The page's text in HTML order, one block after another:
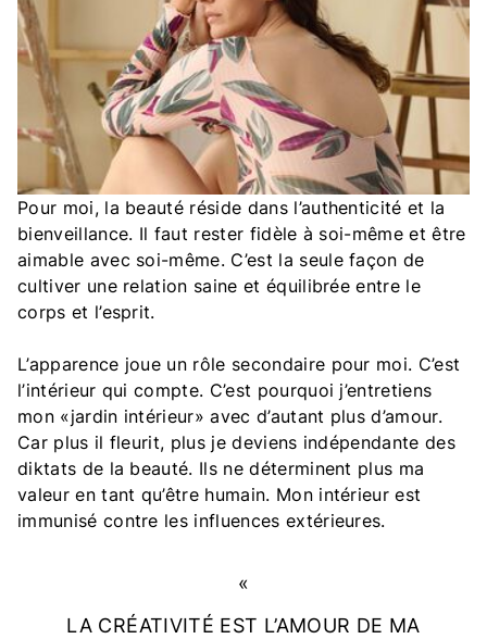
Pour moi, la beauté réside dans l’authenticité et la
bienveillance. Il faut rester fidèle à soi-même et être
aimable avec soi-même. C’est la seule façon de
cultiver une relation saine et équilibrée entre le
corps et l’esprit.
L’apparence joue un rôle secondaire pour moi. C’est
l’intérieur qui compte. C’est pourquoi j’entretiens
mon «jardin intérieur» avec d’autant plus d’amour.
Car plus il fleurit, plus je deviens indépendante des
diktats de la beauté. Ils ne déterminent plus ma
valeur en tant qu’être humain. Mon intérieur est
immunisé contre les influences extérieures.
LA CRÉATIVITÉ EST L’AMOUR DE MA